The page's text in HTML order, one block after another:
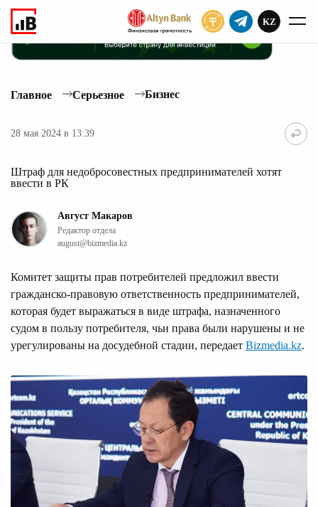
KZ
Главное Серьезное Бизнес
28 мая 2024 в 13:39
Штраф для недобросовестных предпринимателей хотят
ввести в РК
Август Макаров
Редактор отдела
august@bizmedia.kz
Комитет защиты прав потребителей предложил ввести
гражданско-правовую ответственность предпринимателей,
которая будет выражаться в виде штрафа, назначенного
судом в пользу потребителя, чьи права были нарушены и не
урегулированы на досудебной стадии, передает Bizmedia.kz.